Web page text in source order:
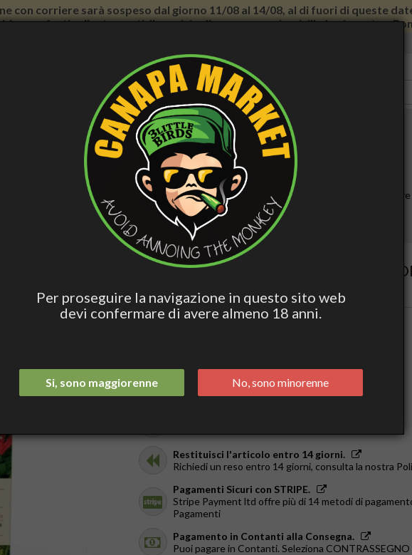
con corriere sarà sospeso dal giorno 11/08 al 14/08, al di fuori di queste
forti rallentamenti. Il servizio di consegna a domicilio in giornata a
CURA PERSONALE ACCESS. FUMATORI
Hashish Special
Blend
Edibili Attivi Per Dormire Olio CBD e Tinture
Latte Fluido Profumato Idratante Energizzante, 200 mL - Helan
KAFFA, LATTE FLUIDO PROFUMATO
Spedizione Italia 2/3 Giorni.
Restituisci l'articolo entro 14 giorni.
Richiedi un reso entro 14 giorni, consulta la nostra
Pagamenti Sicuri con STRIPE.
Stripe Payment ltd offre più di 14 metodi di
Pagamenti
Pagamento in Contanti alla Consegna.
Puoi pagare in Contanti. Seleziona
Per proseguire la navigazione in questo sito web
devi confermare di avere almeno 18 anni.
Si, sono maggiorenne No, sono minorenne